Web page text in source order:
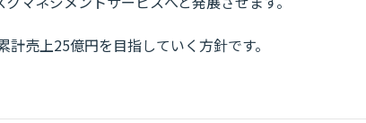
売上25億円を目指していく方針です。